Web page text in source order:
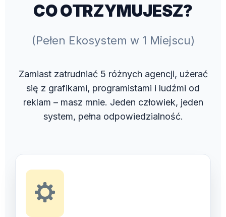
CO OTRZYMUJESZ?
(Pełen Ekosystem w 1 Miejscu)
Zamiast zatrudniać 5 różnych agencji, użerać
się z grafikami, programistami i ludźmi od
reklam – masz mnie. Jeden człowiek, jeden
system, pełna odpowiedzialność.